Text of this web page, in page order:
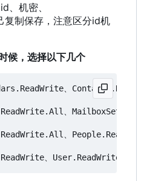
、机密、
制保存，注意区分id机
候，选择以下几个
、
、
、